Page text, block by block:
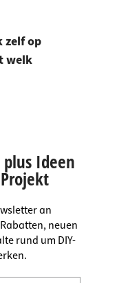
zelf op
welk
Ideen
an
neuen
rund um DIY-